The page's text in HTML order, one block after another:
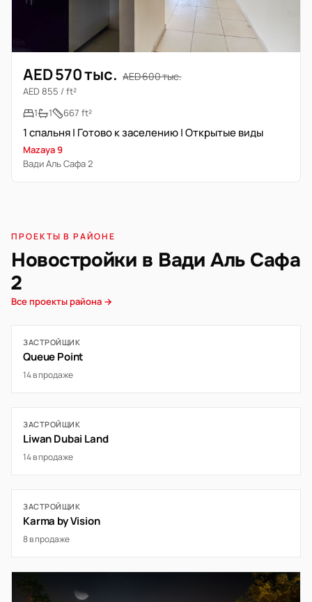
AED 570 тыс. AED 600 тыс.
AED 855 / ft²
1
1 667 ft²
1 спальня | Готово к заселению | Открытые виды
Mazaya 9
Вади Аль Сафа 2
ПРОЕКТЫ В РАЙОНЕ
Новостройки в Вади Аль Сафа
2
Все проекты района →
ЗАСТРОЙЩИК
Queue Point
14 в продаже
ЗАСТРОЙЩИК
Liwan Dubai Land
14 в продаже
ЗАСТРОЙЩИК
Karma by Vision
8 в продаже